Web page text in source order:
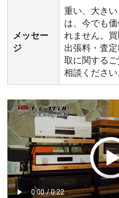
メッセー
ジ
重い、大き
は、今でも
れません。
出張料・査
取に関する
相談ください